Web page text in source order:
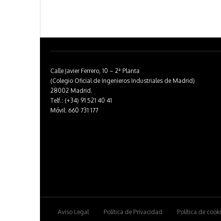
Calle Javier Ferrero, 10 – 2ª Planta
(Colegio Oficial de Ingenieros Industriales de Madrid)
28002 Madrid.
Telf.: (+34) 91 521 40 41
Móvil: 660 731 177
Aviso Legal Política de Privacidad Política de